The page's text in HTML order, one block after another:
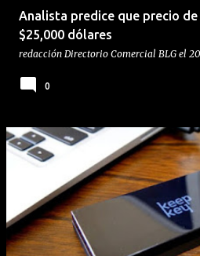
Analista predice que precio
$25,000 dólares
redacción Directorio Comercial BLG el
0